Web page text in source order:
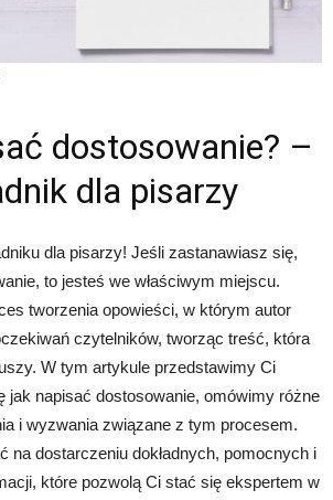
dostosowanie? –
dla pisarzy
dla pisarzy! Jeśli zastanawiasz się,
to jesteś we właściwym miejscu.
tworzenia opowieści, w którym autor
czytelników, tworząc treść, która
W tym artykule przedstawimy Ci
jak napisać dostosowanie, omówimy różne
i wyzwania związane z tym procesem.
na dostarczeniu dokładnych, pomocnych i
które pozwolą Ci stać się ekspertem w